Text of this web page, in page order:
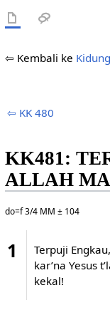
⇦ Kembali ke
⇦ KK 480
KK481:
ALLAH
do=f 3/4 MM ± 104
1
Terpuji
kar’na Yesus
kekal!